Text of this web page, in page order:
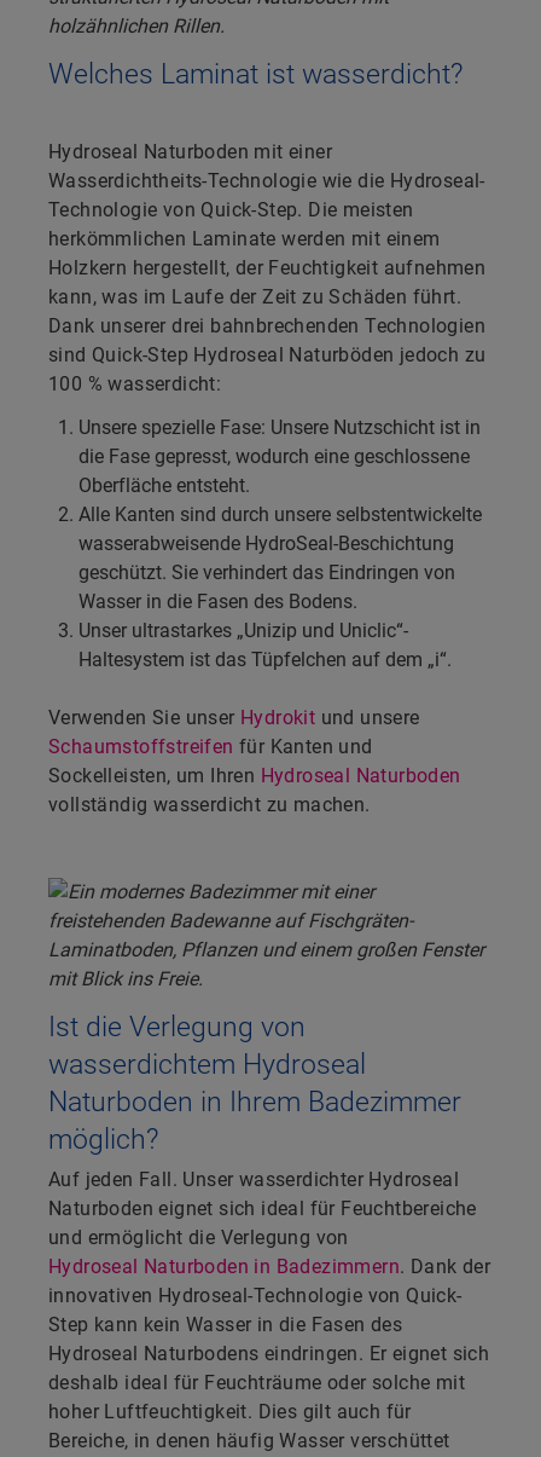
Welches Laminat ist wasserdicht?
Hydroseal Naturboden mit einer
Wasserdichtheits-Technologie wie die Hydroseal-
Technologie von Quick-Step. Die meisten
herkömmlichen Laminate werden mit einem
Holzkern hergestellt, der Feuchtigkeit aufnehmen
kann, was im Laufe der Zeit zu Schäden führt.
Dank unserer drei bahnbrechenden Technologien
sind Quick-Step Hydroseal Naturböden jedoch zu
100 % wasserdicht:
Unsere spezielle Fase: Unsere Nutzschicht ist in
die Fase gepresst, wodurch eine geschlossene
Oberfläche entsteht.
Alle Kanten sind durch unsere selbstentwickelte
wasserabweisende HydroSeal-Beschichtung
geschützt. Sie verhindert das Eindringen von
Wasser in die Fasen des Bodens.
Unser ultrastarkes „Unizip und Uniclic“-
Haltesystem ist das Tüpfelchen auf dem „i“.
Verwenden Sie unser Hydrokit und unsere
Schaumstoffstreifen für Kanten und
Sockelleisten, um Ihren Hydroseal Naturboden
vollständig wasserdicht zu machen.
Ist die Verlegung von
wasserdichtem Hydroseal
Naturboden in Ihrem Badezimmer
möglich?
Auf jeden Fall. Unser wasserdichter Hydroseal
Naturboden eignet sich ideal für Feuchtbereiche
und ermöglicht die Verlegung von
Hydroseal Naturboden in Badezimmern. Dank der
innovativen Hydroseal-Technologie von Quick-
Step kann kein Wasser in die Fasen des
Hydroseal Naturbodens eindringen. Er eignet sich
deshalb ideal für Feuchträume oder solche mit
hoher Luftfeuchtigkeit. Dies gilt auch für
Bereiche, in denen häufig Wasser verschüttet